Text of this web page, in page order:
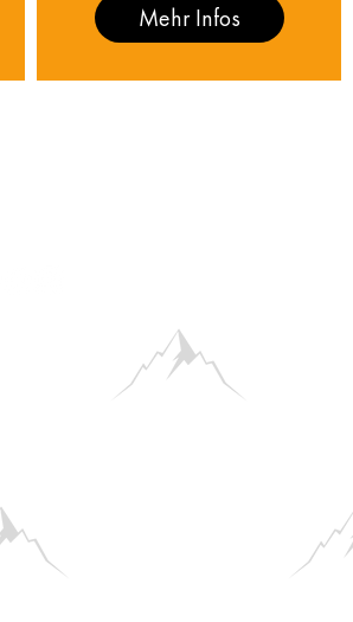
Mehr Infos